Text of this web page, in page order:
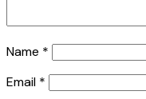
Name *
Email *